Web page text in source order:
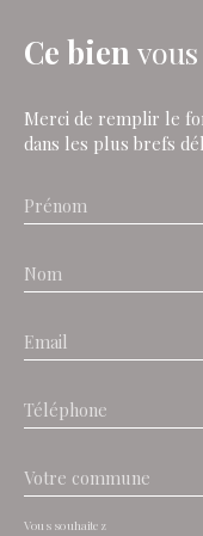
Ce bien
Merci de remplir le
dans les plus brefs
Prénom
Nom
Email
Téléphone
Votre commune
Vous souhaitez